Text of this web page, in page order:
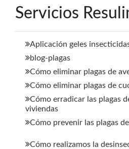
Servicios
Aplicación geles
blog-plagas
Cómo eliminar plagas de
Cómo eliminar plagas de
Cómo erradicar las plagas
viviendas
Cómo prevenir las plagas
Cómo realizamos la